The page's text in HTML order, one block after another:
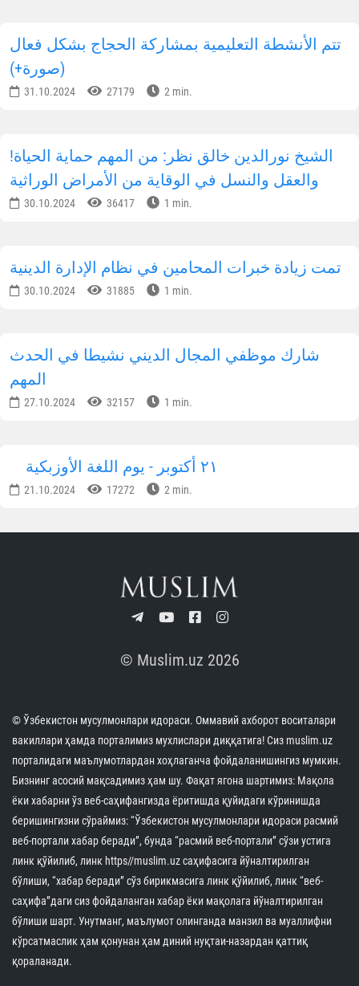
تتم الأنشطة التعليمية بمشاركة الحجاج بشكل فعال
(صورة+)
31.10.2024 27179 2 min.
!الشيخ نورالدين خالق نظر: من المهم حماية الحياة
والعقل والنسل في الوقاية من الأمراض الوراثية
30.10.2024 36417 1 min.
تمت زيادة خبرات المحامين في نظام الإدارة الدينية
30.10.2024 31885 1 min.
شارك موظفي المجال الديني نشيطا في الحدث
المهم
27.10.2024 32157 1 min.
٢١ أكتوبر - يوم اللغة الأوزبكية
21.10.2024 17272 2 min.
© Muslim.uz 2026
© Ўзбекистон мусулмонлари идораси. Оммавий ахборот воситалари
вакиллари ҳамда порталимиз мухлислари диққатига! Сиз muslim.uz
порталидаги маълумотлардан хоҳлаганча фойдаланишингиз мумкин.
Бизнинг асосий мақсадимиз ҳам шу. Фақат ягона шартимиз: Мақола
ёки хабарни ўз веб-саҳифангизда ёритишда қуйидаги кўринишда
беришингизни сўраймиз: “Ўзбекистон мусулмонлари идораси расмий
веб-портали хабар беради”, бунда “расмий веб-портали” сўзи устига
линк қўйилиб, линк https//muslim.uz саҳифасига йўналтирилган
бўлиши, “хабар беради” сўз бирикмасига линк қўйилиб, линк “веб-
саҳифа”даги сиз фойдаланган хабар ёки мақолага йўналтирилган
бўлиши шарт. Унутманг, маълумот олинганда манзил ва муаллифни
кўрсатмаслик ҳам қонунан ҳам диний нуқтаи-назардан қаттиқ
қораланади.